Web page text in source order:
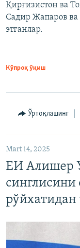
Қирғизистон ва
Садир Жапаров
этганлар.
Кўпроқ ўқиш
Ўртоқлашинг
Mart 14, 2025
ЕИ Алишер
синглисини